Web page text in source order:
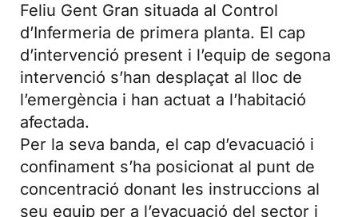
Feliu Gent Gran situada al Control
d’Infermeria de primera planta. El cap
d’intervenció present i l’equip de segona
intervenció s’han desplaçat al lloc de
l’emergència i han actuat a l’habitació
afectada.
Per la seva banda, el cap d’evacuació i
confinament s’ha posicionat al punt de
concentració donant les instruccions al
seu equip per a l’evacuació del sector i